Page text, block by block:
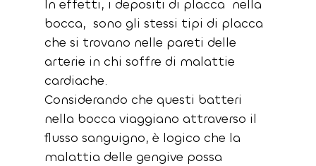
In effetti, i depositi di placca  nella
bocca,  sono gli stessi tipi di placca
che si trovano nelle pareti delle
arterie in chi soffre di malattie
cardiache.
Considerando che questi batteri
nella bocca viaggiano attraverso il
flusso sanguigno, è logico che la
malattia delle gengive possa